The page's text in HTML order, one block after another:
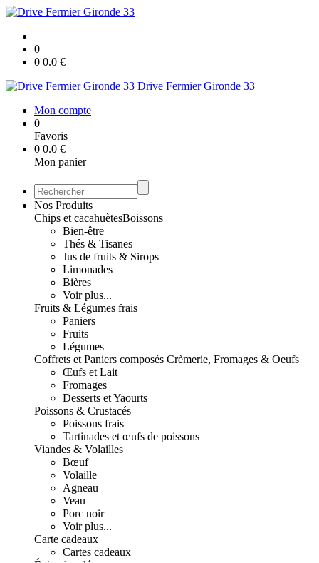
0
0 0.0 €
Drive Fermier Gironde 33
Mon compte
0
Favoris
0 0.0 €
Mon panier
Nos Produits
Chips et cacahuètesBoissons
Bien-être
Thés & Tisanes
Jus de fruits & Sirops
Limonades
Bières
Voir plus...
Fruits & Légumes frais
Paniers
Fruits
Légumes
Coffrets et Paniers composés Crèmerie, Fromages & Oeufs
Œufs et Lait
Fromages
Desserts et Yaourts
Poissons & Crustacés
Poissons frais
Tartinades et œufs de poissons
Viandes & Volailles
Bœuf
Volaille
Agneau
Veau
Porc noir
Voir plus...
Carte cadeaux
Cartes cadeaux